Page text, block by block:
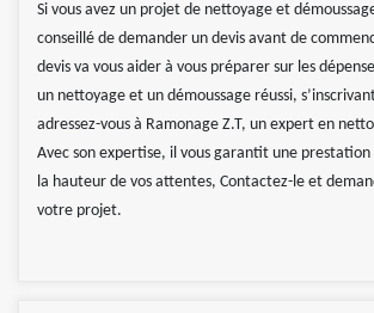
Si vous avez un projet de nettoyage et
conseillé de demander un devis avant de
devis va vous aider à vous préparer sur les
un nettoyage et un démoussage réussi,
adressez-vous à Ramonage Z.T, un expert en
Avec son expertise, il vous garantit une
la hauteur de vos attentes, Contactez-le et
votre projet.